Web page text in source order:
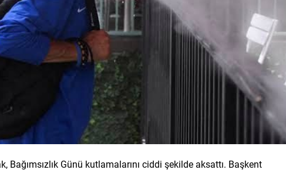
Bağımsızlık Günü kutlamalarını ciddi şekilde aksattı. Başkent